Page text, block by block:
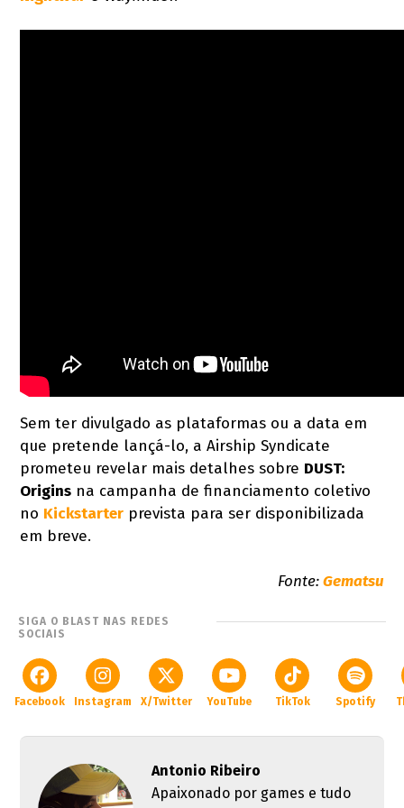
Sem ter divulgado as plataformas ou a data em
que pretende lançá-lo, a Airship Syndicate
prometeu revelar mais detalhes sobre DUST:
Origins na campanha de financiamento coletivo
no Kickstarter prevista para ser disponibilizada
em breve.
Fonte:Gematsu
SIGA O BLAST NAS REDES
SOCIAIS
Facebook Instagram X/Twitter YouTube TikTok Spotify
Antonio Ribeiro
Apaixonado por games e tudo